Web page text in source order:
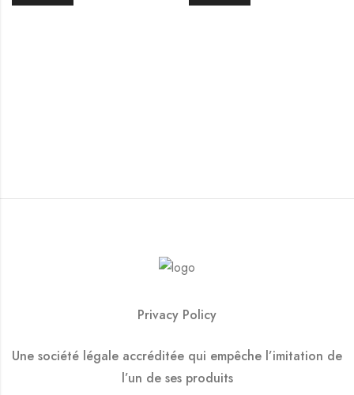
Privacy Policy
Une société légale accréditée qui empêche l’imitation de
l’un de ses produits